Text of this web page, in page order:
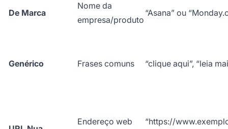
De Marca
Nome da
empresa/produto
“Asana” ou
Genérico Frases comuns “clique aqui”, “leia
Endereço web “https://